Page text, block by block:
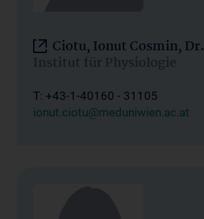
Ciotu, Ionut Cosmin, Dr.
Institut für Physiologie
T: +43-1-40160 - 31105
ionut.ciotu@meduniwien.ac.at